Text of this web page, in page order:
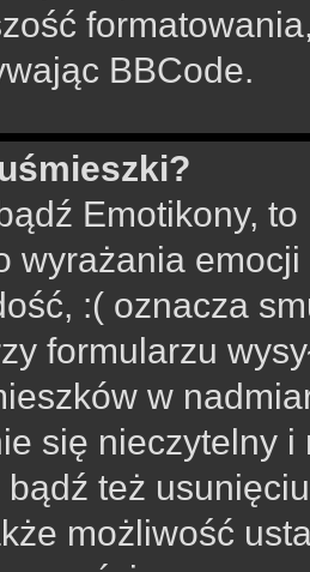
BBCode.
Emotikony,
wyrażania
:( oznacza
formularzu
w
się nieczytelny
też
możliwość